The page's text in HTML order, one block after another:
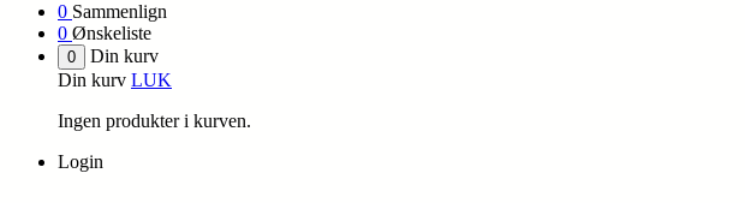
0 Sammenlign
0 Ønskeliste
0
Din kurv
Din kurv LUK
Ingen produkter i kurven.
Login